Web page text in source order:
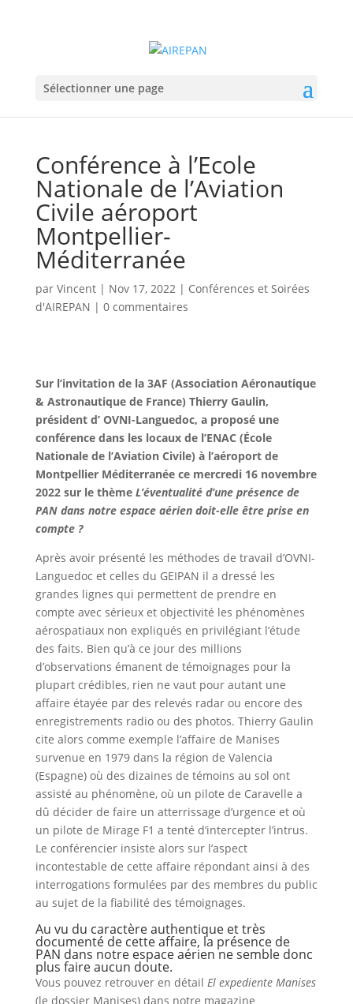
Sélectionner une page
Conférence à l’Ecole
Nationale de l’Aviation
Civile aéroport
Montpellier-
Méditerranée
par Vincent| Nov 17, 2022| Conférences et Soirées
d'AIREPAN | 0 commentaires
Sur l’invitation de la 3AF (Association Aéronautique
& Astronautique de France) Thierry Gaulin,
président d’ OVNI-Languedoc, a proposé une
conférence dans les locaux de l’ENAC (École
Nationale de l’Aviation Civile) à l’aéroport de
Montpellier Méditerranée ce mercredi 16 novembre
2022 sur le thème L’éventualité d’une présence de
PAN dans notre espace aérien doit-elle être prise en
compte ?
Après avoir présenté les méthodes de travail d’OVNI-
Languedoc et celles du GEIPAN il a dressé les
grandes lignes qui permettent de prendre en
compte avec sérieux et objectivité les phénomènes
aérospatiaux non expliqués en privilégiant l’étude
des faits. Bien qu’à ce jour des millions
d’observations émanent de témoignages pour la
plupart crédibles, rien ne vaut pour autant une
affaire étayée par des relevés radar ou encore des
enregistrements radio ou des photos. Thierry Gaulin
cite alors comme exemple l’affaire de Manises
survenue en 1979 dans la région de Valencia
(Espagne) où des dizaines de témoins au sol ont
assisté au phénomène, où un pilote de Caravelle a
dû décider de faire un atterrissage d’urgence et où
un pilote de Mirage F1 a tenté d’intercepter l’intrus.
Le conférencier insiste alors sur l’aspect
incontestable de cette affaire répondant ainsi à des
interrogations formulées par des membres du public
au sujet de la fiabilité des témoignages.
Au vu du caractère authentique et très
documenté de cette affaire, la présence de
PAN dans notre espace aérien ne semble donc
plus faire aucun doute.
Vous pouvez retrouver en détail El expediente Manises
(le dossier Manises) dans notre magazine